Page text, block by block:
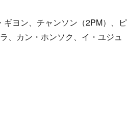
ヨン、チャンソン（2PM）、ピ
、カン・ホンソク、イ・ユジュ